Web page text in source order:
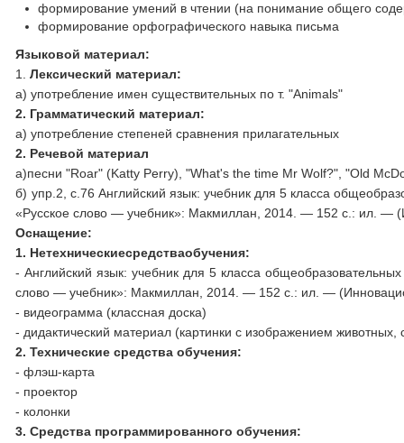
формирование умений в чтении (на понимание общего
формирование орфографического навыка письма
Языковой материал:
1.
Лексический материал:
а) употребление имен существительных по т. "Animals"
2. Грамматический материал:
а) употребление степеней сравнения прилагательных
2. Речевой материал
а)песни "Roar" (Katty Perry), "What's the time Mr Wolf?", "Old
б) упр.2, с.76 Английский язык: учебник для 5 класса
«Русское слово — учебник»: Макмиллан, 2014. — 152 с.: ил. —
Оснащение:
1. Нетехническиесредстваобучения:
- Английский язык: учебник для 5 класса
слово — учебник»: Макмиллан, 2014. — 152 с.: ил. —
- видеограмма (классная доска)
- дидактический материал (картинки с изображением
2. Технические средства обучения:
- флэш-карта
- проектор
- колонки
3. Средства программированного обучения: